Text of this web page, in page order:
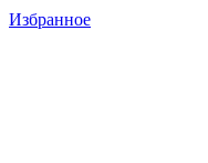
Избранное